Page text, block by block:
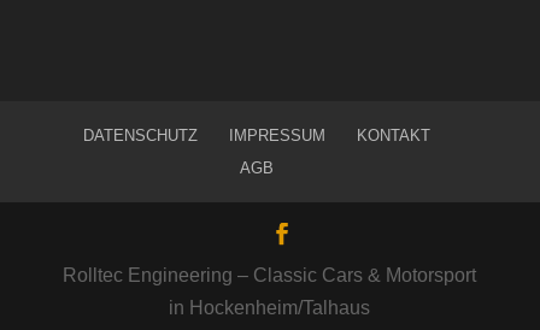
DATENSCHUTZ IMPRESSUM
KONTAKT
AGB
Rolltec Engineering – Classic Cars & Motorsport
in Hockenheim/Talhaus